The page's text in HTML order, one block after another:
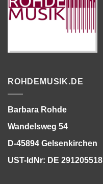
ROHDEMUSIK.DE
Barbara Rohde
Wandelsweg 54
D-45894 Gelsenkirchen
UST-IdNr: DE 291205518